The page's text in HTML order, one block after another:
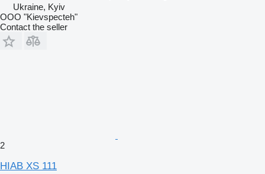
Ukraine, Kyiv
OOO "Kievspecteh"
Contact the seller
2
HIAB XS 111